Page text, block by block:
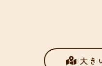
大き